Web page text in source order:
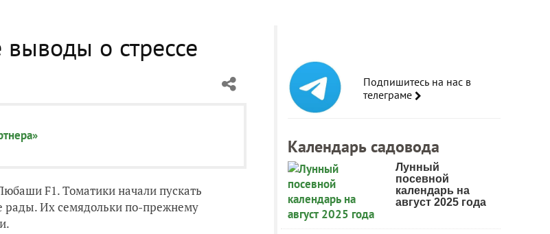
о стрессе
F1. Томатики начали пускать
рады. Их семядольки по-прежнему
Подпишитесь на нас в
телеграме
Календарь садовода
Лунный
посевной
календарь на
август 2025 года